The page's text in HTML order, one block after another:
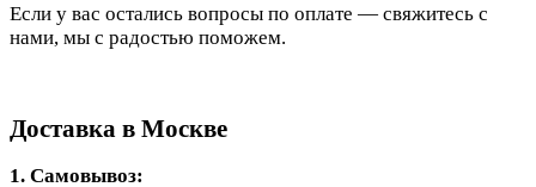
Если у вас остались вопросы по оплате — свяжитесь с
нами, мы с радостью поможем.
Доставка в Москве
1. Самовывоз: